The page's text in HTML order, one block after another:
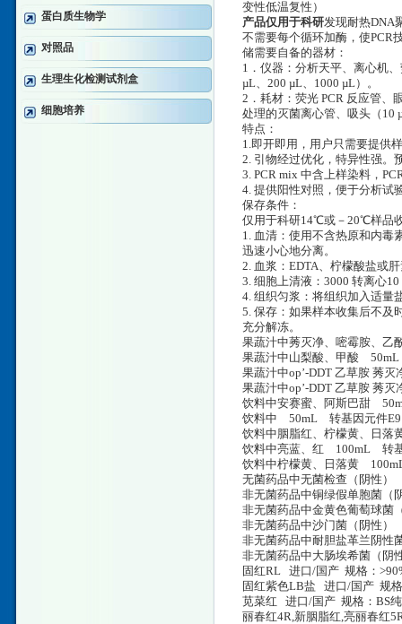
蛋白质生物学
对照品
生理生化检测试剂盒
细胞培养
变性低温复性）
产品仅用于科研发现耐热DNA
不需要每个循环加酶，使PCR
储需要自备的器材：
1．仪器：分析天平、离心机
µL、200 µL、1000 µL）。
2．耗材：荧光 PCR 反应管、
处理的灭菌离心管、吸头（10
特点：
1.即开即用，用户只需要提供
2. 引物经过优化，特异性强。
3. PCR mix 中含上样染料，
4. 提供阳性对照，便于分析试
保存条件：
仅用于科研14℃或－20℃样品
1. 血清：使用不含热原和内毒
迅速小心地分离。
2. 血浆：EDTA、柠檬酸盐或
3. 细胞上清液：3000 转离心
4. 组织匀浆：将组织加入适量
5. 保存：如果样本收集后不及
充分解冻。
果蔬汁中莠灭净、嘧霉胺、
果蔬汁中山梨酸、甲酸
果蔬汁中op’-DDT 乙草胺 莠
果蔬汁中op’-DDT 乙草胺 莠
饮料中安赛蜜、阿斯巴甜
饮料中 50mL 转基因元件
饮料中胭脂红、柠檬黄、日
饮料中亮蓝、红 100mL 转基
饮料中柠檬黄、日落黄
无菌药品中无菌检查（阴性
非无菌药品中铜绿假单胞菌
非无菌药品中金黄色葡萄球
非无菌药品中沙门菌（阴性
非无菌药品中耐胆盐革兰阴
非无菌药品中大肠埃希菌（
固红RL 进口/国产 规格：
固红紫色LB盐 进口/国产 规
苋菜红 进口/国产 规格：BS
丽春红4R,新胭脂红,亮丽春红